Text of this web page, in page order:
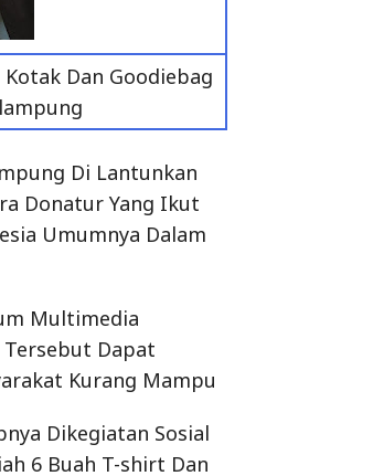
Dan Goodiebag
Di Lantunkan
Donatur Yang Ikut
Umumnya Dalam
Multimedia
Dapat
Kurang Mampu
Dikegiatan Sosial
6 Buah T-shirt Dan